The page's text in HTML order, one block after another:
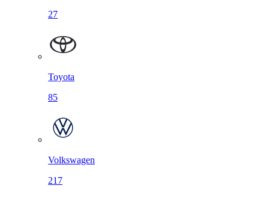
27
Toyota
85
Volkswagen
217